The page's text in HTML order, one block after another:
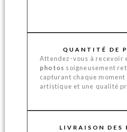
QUANTITÉ DE
Attendez-vous à recevoir
photos soigneusement
capturant chaque moment
artistique et une qualité
LIVRAISON DES